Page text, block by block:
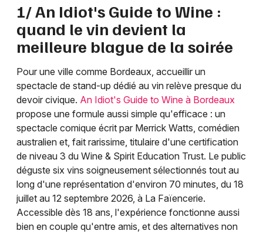
1/ An Idiot's Guide to Wine :
quand le vin devient la
meilleure blague de la soirée
Pour une ville comme Bordeaux, accueillir un
spectacle de stand-up dédié au vin relève presque du
devoir civique. An Idiot's Guide to Wine à Bordeaux
propose une formule aussi simple qu'efficace : un
spectacle comique écrit par Merrick Watts, comédien
australien et, fait rarissime, titulaire d'une certification
de niveau 3 du Wine & Spirit Education Trust. Le public
déguste six vins soigneusement sélectionnés tout au
long d'une représentation d'environ 70 minutes, du 18
juillet au 12 septembre 2026, à La Faïencerie.
Accessible dès 18 ans, l'expérience fonctionne aussi
bien en couple qu'entre amis, et des alternatives non